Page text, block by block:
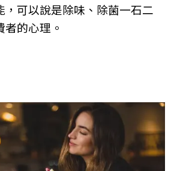
，可以說是除味、除菌一石二
的心理。